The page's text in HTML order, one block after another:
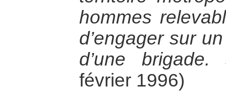
hommes
d’engager sur
d’une brigade.
février 1996)